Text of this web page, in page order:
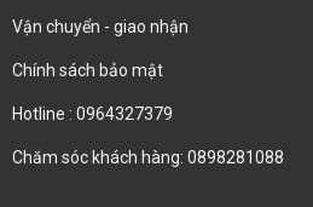
Vận chuyển - giao nhận
Chính sách bảo mật
Hotline : 0964327379
Chăm sóc khách hàng: 0898281088